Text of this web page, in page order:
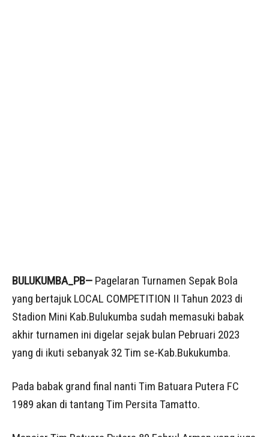
BULUKUMBA_PB— Pagelaran Turnamen Sepak Bola
yang bertajuk LOCAL COMPETITION II Tahun 2023 di
Stadion Mini Kab.Bulukumba sudah memasuki babak
akhir turnamen ini digelar sejak bulan Pebruari 2023
yang di ikuti sebanyak 32 Tim se-Kab.Bukukumba.
Pada babak grand final nanti Tim Batuara Putera FC
1989 akan di tantang Tim Persita Tamatto.